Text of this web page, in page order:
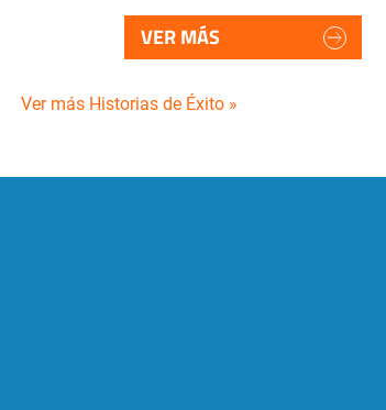
VER MÁS
Ver más Historias de Éxito »